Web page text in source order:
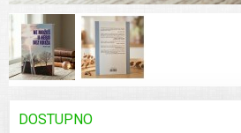
DOSTUPNO